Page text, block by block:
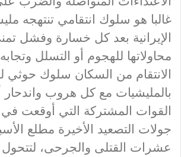
غالبا هو سلوك انتقامي تنتهجه
الإيرانية بعد كل خسارة وفشل
محاولاتها للهجوم أو التسلل
الانتقام من السكان سلوك حوثي
بالمليشيات مع كل هروب واندحار
القوات المشتركة التي أوقعت
جولات التصعيد الأخيرة مطلع
عشرات القتلى والجرحى، لتتحول